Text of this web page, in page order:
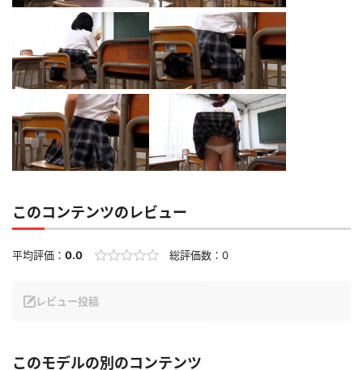
このコンテンツのレビュー
平均評価： 0.0 総評価数： 0
レビュー投稿
このモデルの別のコンテンツ